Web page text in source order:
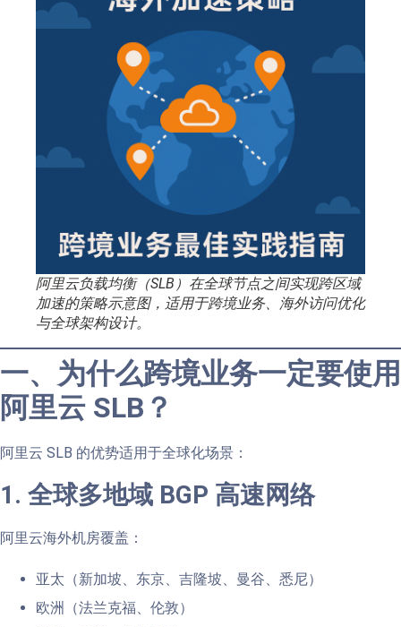
阿里云负载均衡（SLB）在全球节点之间实现跨区域
加速的策略示意图，适用于跨境业务、海外访问优化
与全球架构设计。
一、为什么跨境业务一定要使用
阿里云 SLB？
阿里云 SLB 的优势适用于全球化场景：
1. 全球多地域 BGP 高速网络
阿里云海外机房覆盖：
亚太（新加坡、东京、吉隆坡、曼谷、悉尼）
欧洲（法兰克福、伦敦）